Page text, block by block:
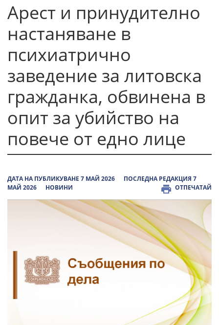
Арест и принудително
настаняване в
психиатрично
заведение за литовска
гражданка, обвинена в
опит за убийство на
повече от едно лице
ДАТА НА ПУБЛИКУВАНЕ 7 МАЙ 2026
ПОСЛЕДНА РЕДАКЦИЯ 7
МАЙ 2026
НОВИНИ ОТПЕЧАТАЙ